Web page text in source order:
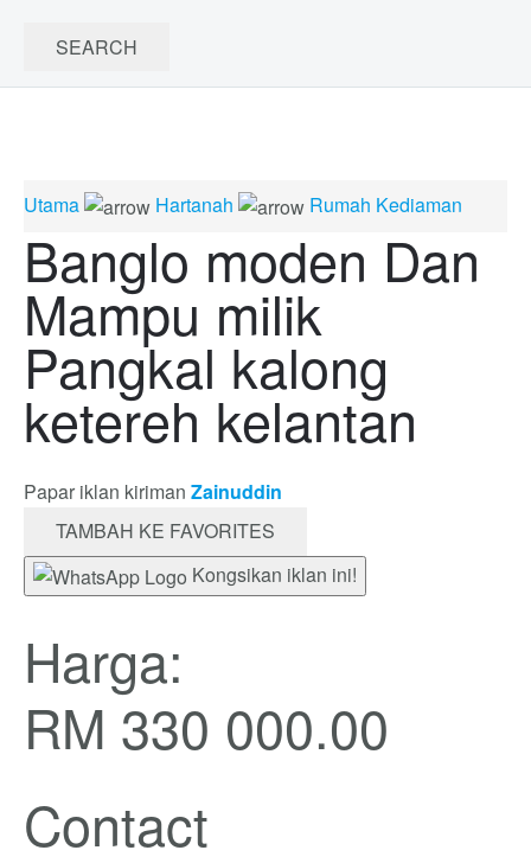
Utama Hartanah Rumah Kediaman
Banglo moden Dan
Mampu milik
Pangkal kalong
ketereh kelantan
Papar iklan kiriman Zainuddin
TAMBAH KE FAVORITES
Kongsikan iklan ini!
Harga:
RM 330 000.00
Contact